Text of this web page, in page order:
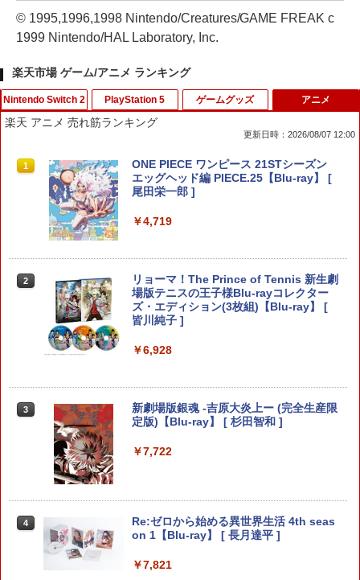
© 1995,1996,1998 Nintendo/Creatures/GAME FREAK c
1999 Nintendo/HAL Laboratory, Inc.
楽天市場 ゲーム/アニメ ランキング
Nintendo Switch 2
1
【特典】ドラゴンクエストモンスターズ
4 枯れ木の国のビアンカ・フローラ S
witch2版(【早期購入封入特典】冒険ス
任天堂 【Switch2】ゼルダの伝説 ブレス
オブ ザ ワイルド Nintendo Switch 2 Ed
ition [NXS-P-AAAAH NSW2 ゼルダノデ
鬼武者 Way of the Sword 【Switch2】
バイオハザード レクイエム Switch2版
￥7,759
PlayStation 5
1
【送料無料】(18in1)PS5 コントローラ
ー 修理 ps5 コントローラー 修理キット
ps5 コントローラー ゴム 交換 導電性 L1
付き 互換部品PS5コントローラー交換用
￥1,479
【8/4-11 当店P5倍!&マラソン!】PS5 縦
防止 放熱改善 簡単取り付け Ps5 Slim/P
￥1,698
Station 5 Pro コントローラー ヘッドフ
ォン ホルダー プレステ5 プレイステーシ
ョン5 収納 放熱 装着簡単 冷却 静音 JYS
-P5227-V3 送料無料
￥4,490
ゲームグッズ
1 【中古】とびだせ どうぶつの森
￥658
2
【中古】コナミ eBASEBALLパワフルプ
ロ野球2020 【Switch用 ソフト】【EC
センター】保証期間1週間
￥3,511
ーラー (DUALSHOCK 4) グレイシャ
ー・ホワイト (CUH-ZCT2J13)
￥3,859
アニメ
楽天 アニメ 売れ筋ランキング
更新日時：2026/08/07 12:00
1
ONE PIECE ワンピース 21STシーズン
エッグヘッド編 PIECE.25【Blu-ray】 [
尾田栄一郎 ]
￥4,719
2
リョーマ！The Prince of Tennis 新生劇
場版テニスの王子様Blu-rayコレクター
ズ・エディション(3枚組)【Blu-ray】 [
皆川純子 ]
￥6,928
3
新劇場版銀魂 -吉原大炎上ー (完全生産限
定版)【Blu-ray】 [ 杉田智和 ]
￥7,722
4
Re:ゼロから始める異世界生活 4th seas
on 1【Blu-ray】 [ 長月達平 ]
￥7,821